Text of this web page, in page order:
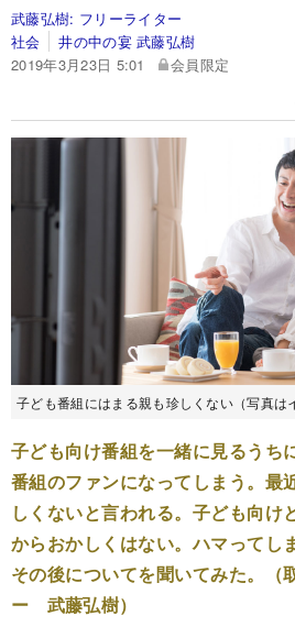
武藤弘樹: フリーライター
社会
井の中の宴 武藤弘樹
2019年3月23日 5:01
会員限定
子ども番組にはまる親も珍しくない（写真
子ども向け番組を一緒に見るうち
番組のファンになってしまう。最
しくないと言われる。子ども向け
からおかしくはない。ハマってし
その後についてを聞いてみた。（
ー 武藤弘樹）